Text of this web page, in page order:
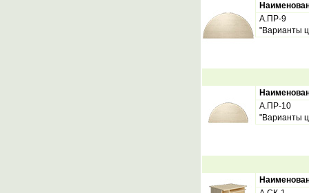
А.ПР-9
"Варианты
А.ПР-10
"Варианты